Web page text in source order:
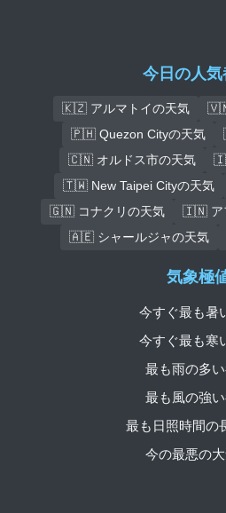
今日の人気
🇰🇿 アルマトイの天気
🇻🇳
🇵🇭 Quezon Cityの天気
🇨🇳 オルドス市の天気
🇹🇼 New Taipei Cityの天気
🇬🇳 コナクリの天気
🇮🇳 ア
🇦🇪 シャールジャの天気
気象極
今すぐ最も暑
今すぐ最も寒
最も雨の多
最も風の強
最も日照時間の
今の最悪の